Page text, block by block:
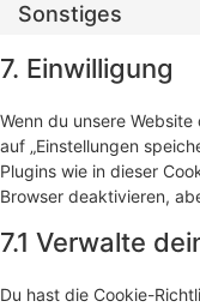
Sonstiges
7. Einwilligung
Wenn du unsere
auf „Einstellungen
Plugins wie in dieser
Browser deaktivieren,
7.1 Verwalte
Du hast die Cookie-